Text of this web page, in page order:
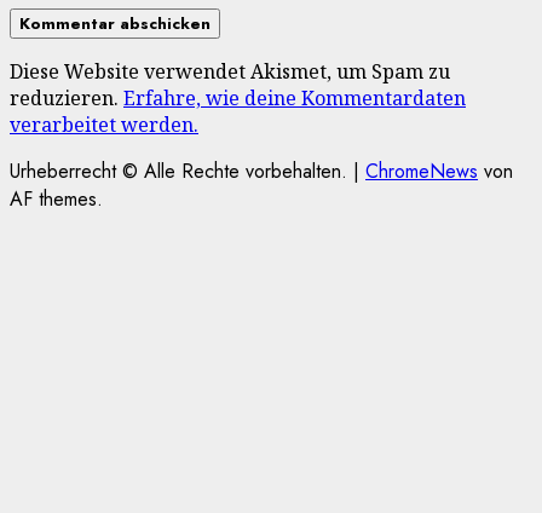
Diese Website verwendet Akismet, um Spam zu
reduzieren. Erfahre, wie deine Kommentardaten
verarbeitet werden.
Urheberrecht © Alle Rechte vorbehalten. | ChromeNews von
AF themes.